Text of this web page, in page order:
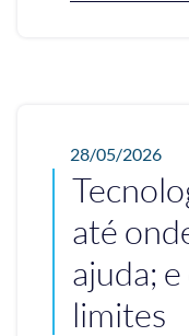
28/05/2026
até
ajuda;
limites